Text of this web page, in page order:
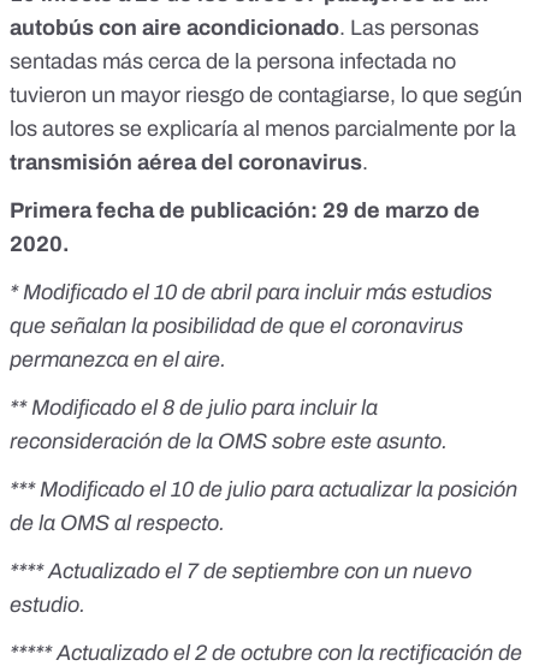
autobús con aire acondicionado. Las personas
sentadas más cerca de la persona infectada no
tuvieron un mayor riesgo de contagiarse, lo que según
los autores se explicaría al menos parcialmente por la
transmisión aérea del coronavirus.
Primera fecha de publicación: 29 de marzo de
2020.
* Modificado el 10 de abril para incluir más estudios
que señalan la posibilidad de que el coronavirus
permanezca en el aire.
** Modificado el 8 de julio para incluir la
reconsideración de la OMS sobre este asunto.
*** Modificado el 10 de julio para actualizar la posición
de la OMS al respecto.
**** Actualizado el 7 de septiembre con un nuevo
estudio.
***** Actualizado el 2 de octubre con la rectificación de